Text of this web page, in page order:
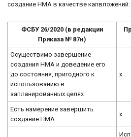
создание НМА в качестве капвложений:
ФСБУ 26/2020 (в редакции
Приказа № 87н)
Осуществимо завершение
создания НМА и доведение его
до состояния, пригодного к
использованию в
запланированных целях
x
Есть намерение завершить
создание НМА
x